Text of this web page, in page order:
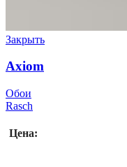
Закрыть
Axiom
Обои
Rasch
Цена: